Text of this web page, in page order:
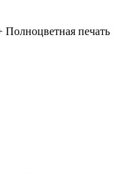
Полноцветная печать